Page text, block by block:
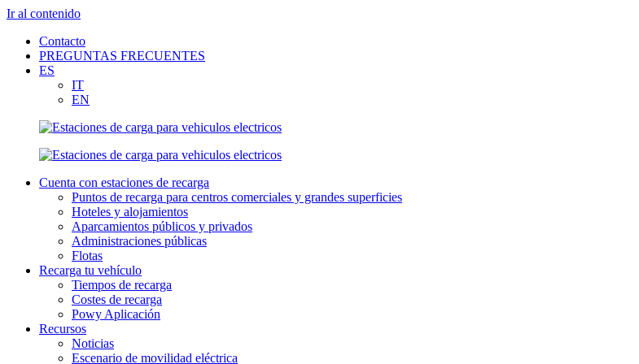
Ir al contenido
Contacto
PREGUNTAS FRECUENTES
ES
IT
EN
Cuenta con estaciones de recarga
Puntos de recarga para centros comerciales y grandes superficies
Hoteles y alojamientos
Aparcamientos públicos y privados
Administraciones públicas
Flotas
Recarga tu vehículo
Tiempos de recarga
Costes de recarga
Powy Aplicación
Recursos
Noticias
Escenario de movilidad eléctrica